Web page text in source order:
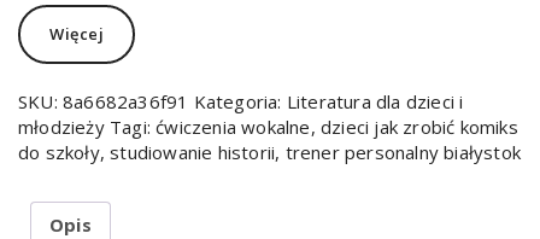
Więcej
SKU: 8a6682a36f91 Kategoria: Literatura dla dzieci i
młodzieży Tagi:ćwiczenia wokalne,dzieci jak zrobić komiks
do szkoły,studiowanie historii, trener personalny białystok
Opis